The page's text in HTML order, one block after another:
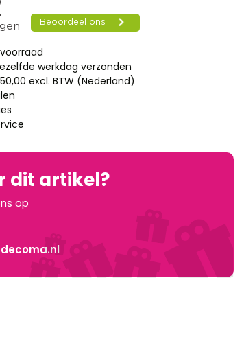
werkdag verzonden
excl. BTW (Nederland)
dit artikel?
op